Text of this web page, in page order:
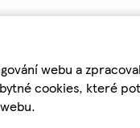
webu a
cookies, které